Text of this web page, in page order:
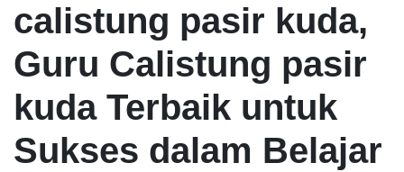
calistung pasir kuda,
Guru Calistung pasir
kuda Terbaik untuk
Sukses dalam Belajar